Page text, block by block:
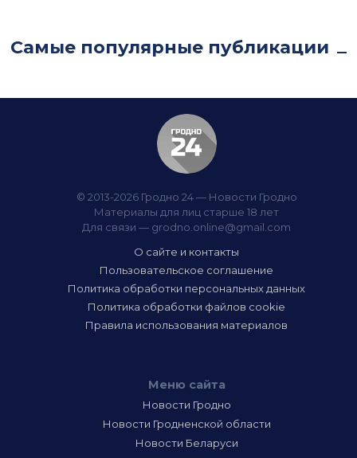
Самые популярные публикации
© 2013-2026 Гродно 24 — Новости Гродно
Материалы для лиц старше 18 лет
Для связи — grodno.online@gmail.com
О сайте и контакты
Пользовательское соглашение
Политика обработки персональных данных
Политика обработки файлов cookie
Правила использования материалов
Меню сайта
Новости Гродно
Новости Гродненской области
Новости Беларуси